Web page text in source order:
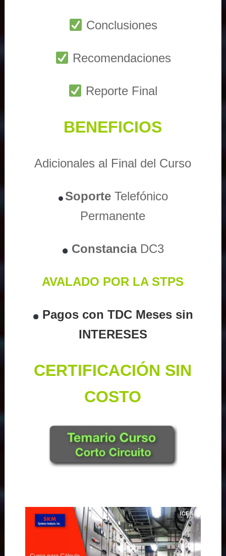
Conclusiones
Recomendaciones
Reporte Final
BENEFICIOS
Adicionales al Final del Curso
Soporte Telefónico
Permanente
ConstanciaDC3
AVALADO POR LA STPS
Pagos con TDC Meses sin
INTERESES
CERTIFICACIÓN SIN
COSTO